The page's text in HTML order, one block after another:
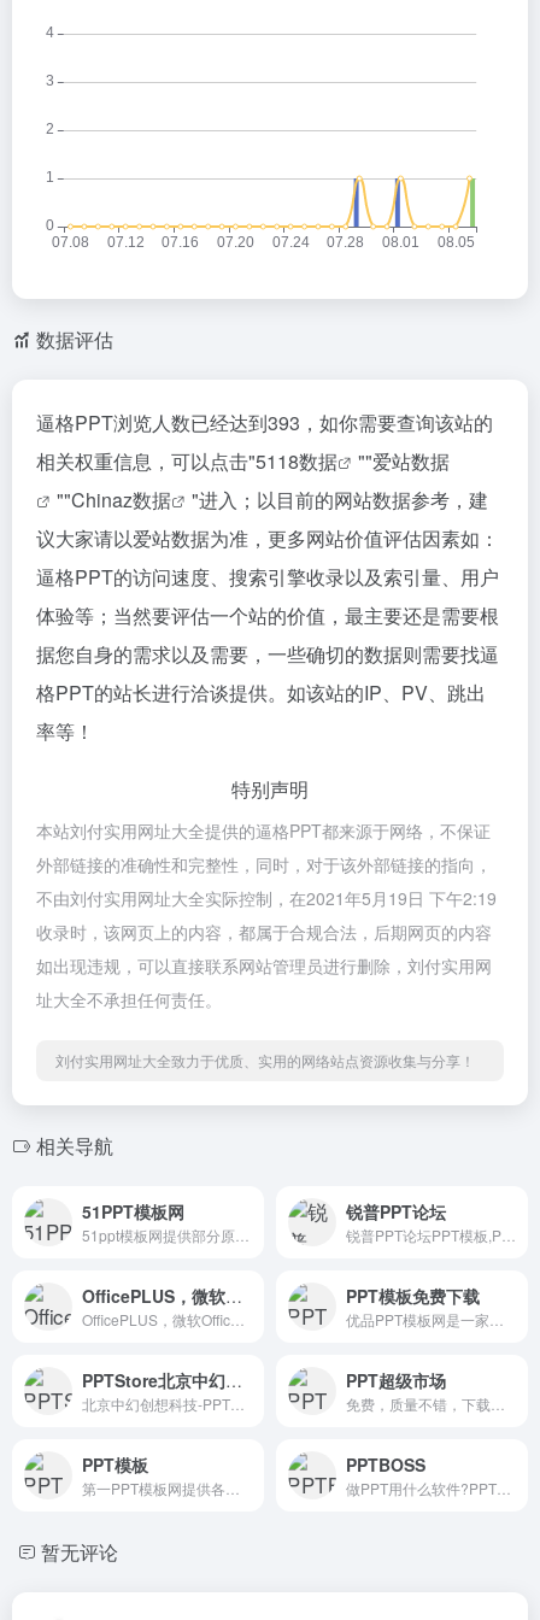
数据评估
逼格PPT浏览人数已经达到393，如你需要查询该站的
相关权重信息，可以点击"5118数据 ""爱站数据
""Chinaz数据
"进入；以目前的网站数据参考，建
议大家请以爱站数据为准，更多网站价值评估因素如：
逼格PPT的访问速度、搜索引擎收录以及索引量、用户
体验等；当然要评估一个站的价值，最主要还是需要根
据您自身的需求以及需要，一些确切的数据则需要找逼
格PPT的站长进行洽谈提供。如该站的IP、PV、跳出
率等！
特别声明
本站刘付实用网址大全提供的逼格PPT都来源于网络，不保证
外部链接的准确性和完整性，同时，对于该外部链接的指向，
不由刘付实用网址大全实际控制，在2021年5月19日 下午2:19
收录时，该网页上的内容，都属于合规合法，后期网页的内容
如出现违规，可以直接联系网站管理员进行删除，刘付实用网
址大全不承担任何责任。
刘付实用网址大全致力于优质、实用的网络站点资源收集与分享！
相关导航
51PPT模板网 锐普PPT论坛
OfficePLUS，微软Office官方在线模板网站！ PPT模板免费下载
PPTStore北京中幻创想科技 PPT超级市场
PPT模板 PPTBOSS
暂无评论